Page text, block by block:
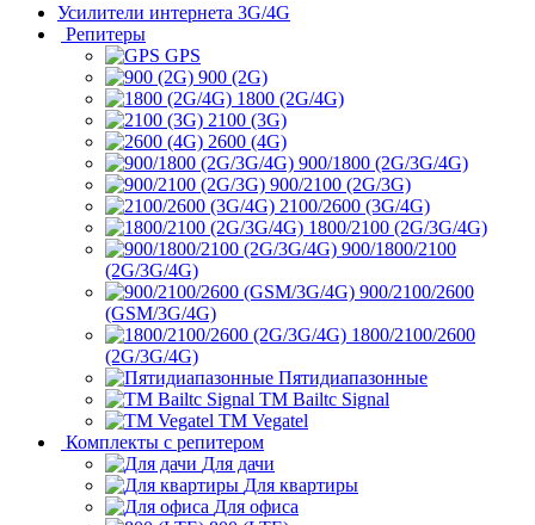
Усилители интернета 3G/4G
Репитеры
GPS
900 (2G)
1800 (2G/4G)
2100 (3G)
2600 (4G)
900/1800 (2G/3G/4G)
900/2100 (2G/3G)
2100/2600 (3G/4G)
1800/2100 (2G/3G/4G)
900/1800/2100
(2G/3G/4G)
900/2100/2600
(GSM/3G/4G)
1800/2100/2600
(2G/3G/4G)
Пятидиапазонные
ТМ Bailtc Signal
ТМ Vegatel
Комплекты с репитером
Для дачи
Для квартиры
Для офиса